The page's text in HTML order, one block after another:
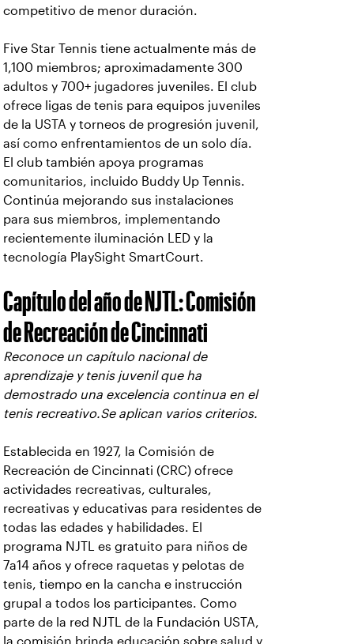
competitivo de menor duración.
Five Star Tennis tiene actualmente más de
1,100 miembros; aproximadamente 300
adultos y 700+ jugadores juveniles. El club
ofrece ligas de tenis para equipos juveniles
de la USTA y torneos de progresión juvenil,
así como enfrentamientos de un solo día.
El club también apoya programas
comunitarios, incluido Buddy Up Tennis.
Continúa mejorando sus instalaciones
para sus miembros, implementando
recientemente iluminación LED y la
tecnología PlaySight SmartCourt.
Capítulo del año de NJTL: Comisión
de Recreación de Cincinnati
Reconoce un capítulo nacional de
aprendizaje y tenis juvenil que ha
demostrado una excelencia continua en el
tenis recreativo.Se aplican varios criterios.
Establecida en 1927, la Comisión de
Recreación de Cincinnati (CRC) ofrece
actividades recreativas, culturales,
recreativas y educativas para residentes de
todas las edades y habilidades. El
programa NJTL es gratuito para niños de
7a14 años y ofrece raquetas y pelotas de
tenis, tiempo en la cancha e instrucción
grupal a todos los participantes. Como
parte de la red NJTL de la Fundación USTA,
la comisión brinda educación sobre salud y